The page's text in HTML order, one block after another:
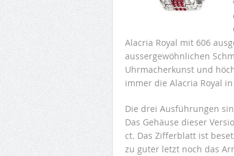
Alacria Royal mit 606
aussergewöhnlichen
Uhrmacherkunst und
immer die Alacria Royal
Die drei Ausführungen
Das Gehäuse dieser
ct. Das Zifferblatt ist
zu guter letzt noch das